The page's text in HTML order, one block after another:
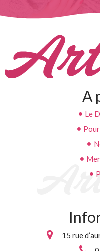
A
Le
15 rue